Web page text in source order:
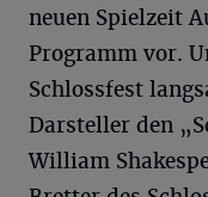
neuen Spielzeit
Programm vor.
Schlossfest
Darsteller den
William